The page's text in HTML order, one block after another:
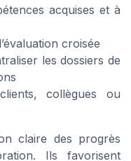
acquises et à
croisée
les dossiers de
collègues ou
claire des progrès
Ils favorisent